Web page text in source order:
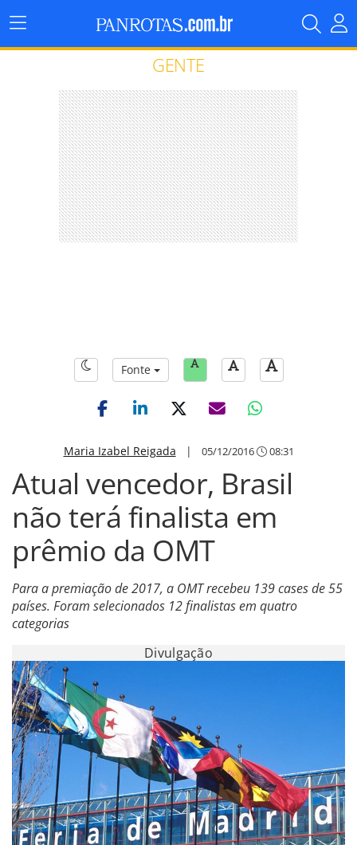
Menu
Principal
GENTE
Fonte
Maria Izabel Reigada | 05/12/2016 08:31
Atual vencedor, Brasil
não terá finalista em
prêmio da OMT
Para a premiação de 2017, a OMT recebeu 139 cases de 55
países. Foram selecionados 12 finalistas em quatro
categorias
Divulgação